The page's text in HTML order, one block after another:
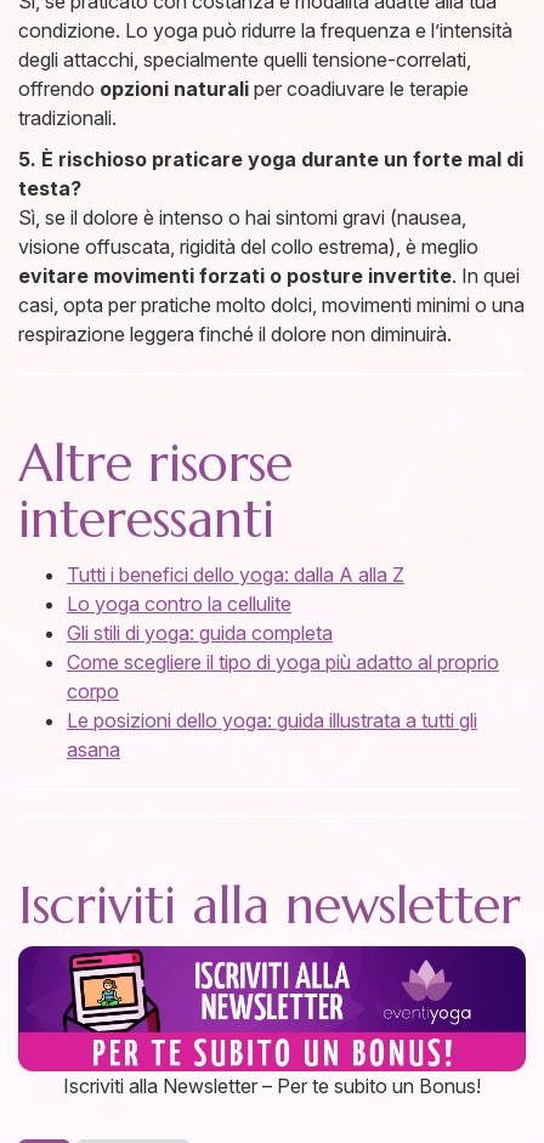
condizione. Lo yoga può ridurre la frequenza e l’intensità
degli attacchi, specialmente quelli tensione-correlati,
offrendo opzioni naturali per coadiuvare le terapie
tradizionali.
5. È rischioso praticare yoga durante un forte mal di
testa?
Sì, se il dolore è intenso o hai sintomi gravi (nausea,
visione offuscata, rigidità del collo estrema), è meglio
evitare movimenti forzati o posture invertite. In quei
casi, opta per pratiche molto dolci, movimenti minimi o una
respirazione leggera finché il dolore non diminuirà.
Altre risorse
interessanti
Tutti i benefici dello yoga: dalla A alla Z
Lo yoga contro la cellulite
Gli stili di yoga: guida completa
Come scegliere il tipo di yoga più adatto al proprio
corpo
Le posizioni dello yoga: guida illustrata a tutti gli
asana
Iscriviti alla newsletter
Iscriviti alla Newsletter – Per te subito un Bonus!